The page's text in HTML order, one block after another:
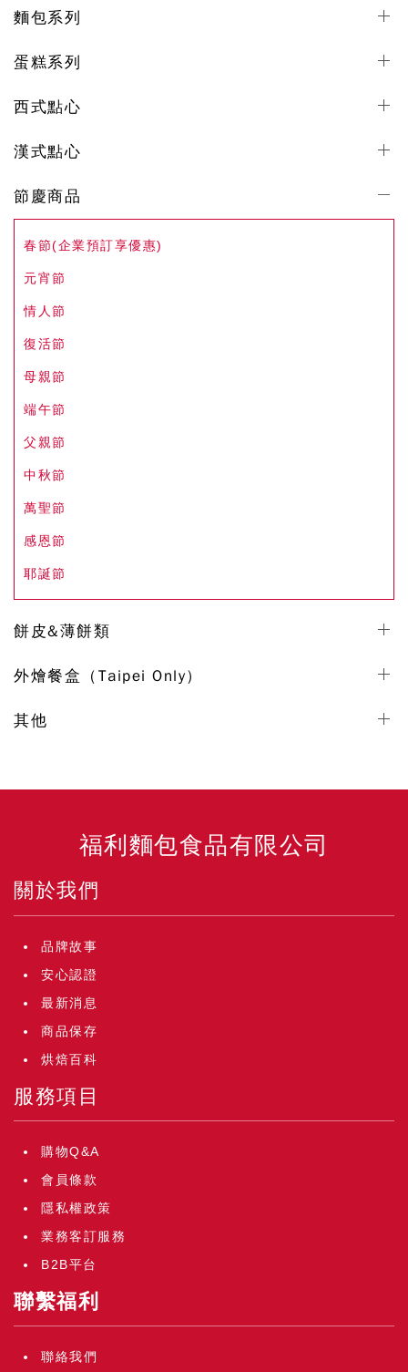
麵包系列
蛋糕系列
西式點心
漢式點心
節慶商品
春節(企業預訂享優惠)
元宵節
情人節
復活節
母親節
端午節
父親節
中秋節
萬聖節
感恩節
耶誕節
餅皮&薄餅類
外燴餐盒（Taipei Only）
其他
福利麵包食品有限公司
關於我們
品牌故事
安心認證
最新消息
商品保存
烘焙百科
服務項目
購物Q&A
會員條款
隱私權政策
業務客訂服務
B2B平台
聯繫福利
聯絡我們